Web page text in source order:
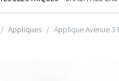
Appliques Applique Avenue 3